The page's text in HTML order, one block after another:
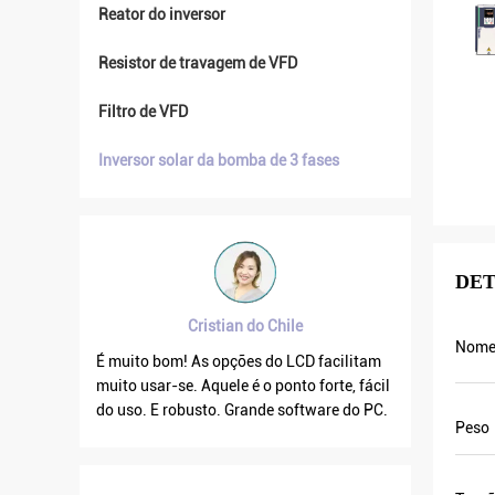
Reator do inversor
Resistor de travagem de VFD
Filtro de VFD
Inversor solar da bomba de 3 fases
Cristian do Chile
bom! As opções do LCD facilitam
usar-se. Aquele é o ponto forte, fácil
uso. E robusto. Grande software do PC.
A frequência da saída
quando a outro está
a corrente de saída é
por isso a frequência da
demasiado que pode
Peso